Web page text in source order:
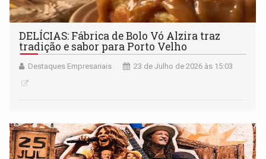
DELÍCIAS: Fábrica de Bolo Vó Alzira traz
tradição e sabor para Porto Velho
Destaques Empresariais 23 de Julho de 2026 às 15:03